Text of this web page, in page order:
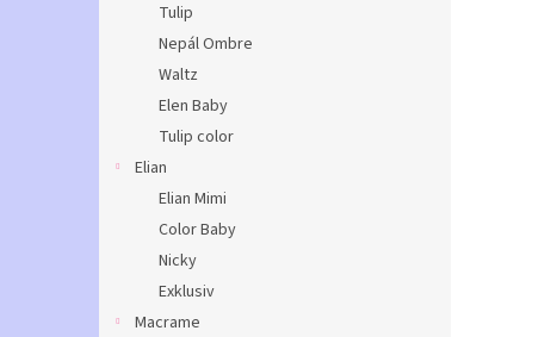
Tulip
Nepál Ombre
Waltz
Elen Baby
Tulip color
Elian
Elian Mimi
Color Baby
Nicky
Exklusiv
Macrame